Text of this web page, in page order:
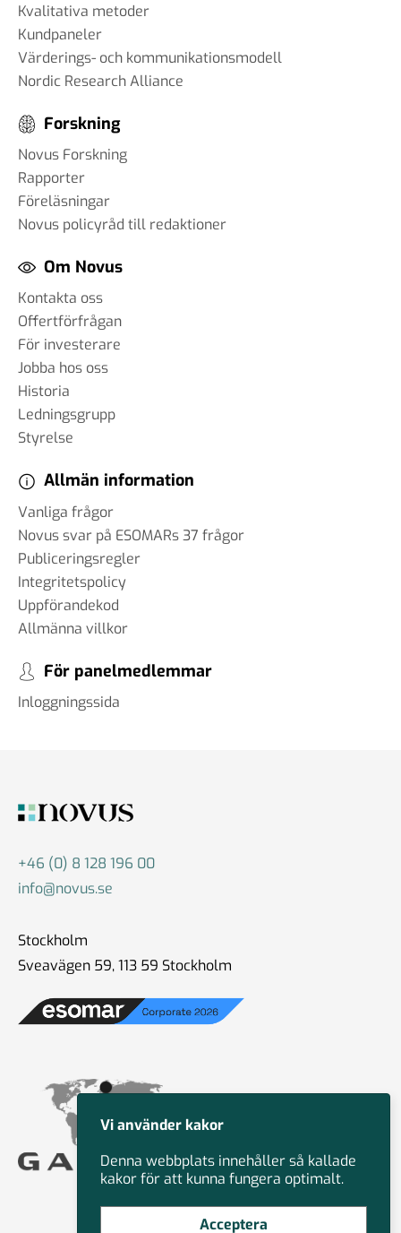
Kvalitativa metoder
Kundpaneler
Värderings- och kommunikationsmodell
Nordic Research Alliance
Forskning
Novus Forskning
Rapporter
Föreläsningar
Novus policyråd till redaktioner
Om Novus
Kontakta oss
Offertförfrågan
För investerare
Jobba hos oss
Historia
Ledningsgrupp
Styrelse
Allmän information
Vanliga frågor
Novus svar på ESOMARs 37 frågor
Publiceringsregler
Integritetspolicy
Uppförandekod
Allmänna villkor
För panelmedlemmar
Inloggningssida
+46 (0) 8 128 196 00
info@novus.se
Stockholm
Sveavägen 59, 113 59 Stockholm
Vi använder kakor
Denna webbplats innehåller så kallade
kakor för att kunna fungera optimalt.
Acceptera